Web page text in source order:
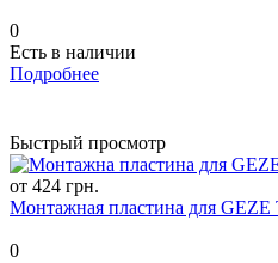
0
Есть в наличии
Подробнее
Быстрый просмотр
от 424 грн.
Монтажная пластина для GEZE
0